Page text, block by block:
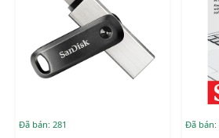
Đã bán: 281 Đã bán: